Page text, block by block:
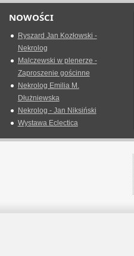
NOWOŚCI
Ryszard Jan Kozłowski -
Nekrolog
Malczewski w plenerze -
Zaproszenie gościnne
Nekrolog Emilia M.
Dłużniewska
Nekrolog - Jan Niksiński
Wystawa Eclectica